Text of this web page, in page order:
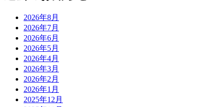
2026年8月
2026年7月
2026年6月
2026年5月
2026年4月
2026年3月
2026年2月
2026年1月
2025年12月